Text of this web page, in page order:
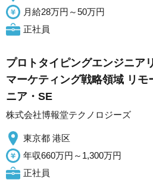
月給28万円～50万円
正社員
プロトタイピングエンジニア
マーケティング戦略領域 リ
ニア・SE
株式会社博報堂テクノロジーズ
東京都 港区
年収660万円～1,300万円
正社員